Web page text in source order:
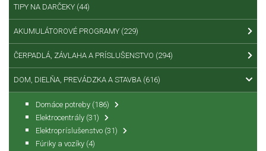
TIPY NA DARČEKY (44)
AKUMULÁTOROVÉ PROGRAMY (229)
ČERPADLÁ, ZÁVLAHA A PRÍSLUŠENSTVO (294)
DOM, DIELŇA, PREVÁDZKA A STAVBA (616)
Domáce potreby (186)
Elektrocentrály (31)
Elektropríslušenstvo (31)
Fúriky a vozíky (4)